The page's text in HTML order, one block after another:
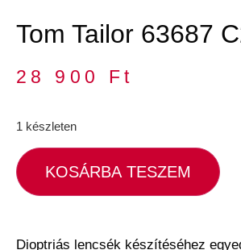
Tom Tailor 63687
28 900 Ft
1 készleten
KOSÁRBA TESZEM
Dioptriás lencsék készítéséhez